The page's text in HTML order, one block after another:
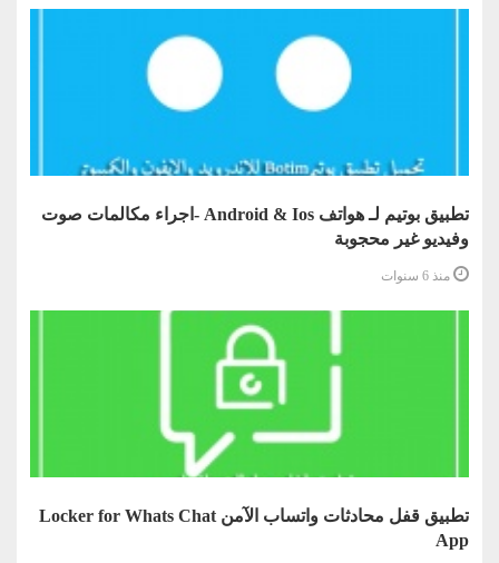
تطبيق بوتيم لـ هواتف Android & Ios -اجراء مكالمات صوت
وفيديو غير محجوبة
منذ 6 سنوات
تطبيق قفل محادثات واتساب الآمن Locker for Whats Chat
App